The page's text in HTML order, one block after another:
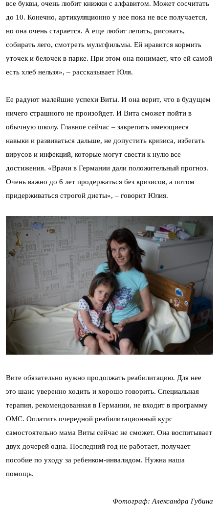
все буквы, очень любит книжки с алфавитом. Может сосчитать
до 10. Конечно, артикуляционно у нее пока не все получается,
но она очень старается. А еще любит лепить, рисовать,
собирать лего, смотреть мультфильмы. Ей нравится кормить
уточек и белочек в парке. При этом она понимает, что ей самой
есть хлеб нельзя», – рассказывает Юля.
Ее радуют малейшие успехи Виты. И она верит, что в будущем
ничего страшного не произойдет. И Вита сможет пойти в
обычную школу. Главное сейчас – закрепить имеющиеся
навыки и развиваться дальше, не допустить кризиса, избегать
вирусов и инфекций, которые могут свести к нулю все
достижения. «Врачи в Германии дали положительный прогноз.
Очень важно до 6 лет продержаться без кризисов, а потом
придерживаться строгой диеты», – говорит Юлия.
Вите обязательно нужно продолжать реабилитацию. Для нее
это шанс уверенно ходить и хорошо говорить. Специальная
терапия, рекомендованная в Германии, не входит в программу
ОМС. Оплатить очередной реабилитационный курс
самостоятельно мама Виты сейчас не сможет. Она воспитывает
двух дочерей одна. Последний год не работает, получает
пособие по уходу за ребенком-инвалидом. Нужна наша
помощь.
Фотограф: Александра Губина